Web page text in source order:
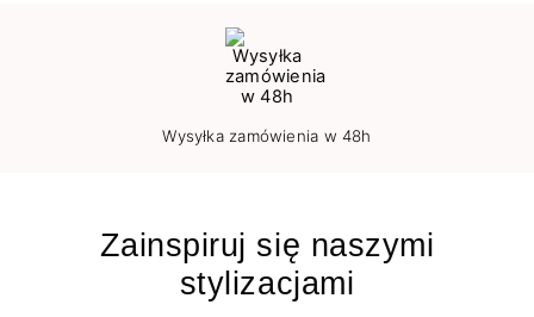
Wysyłka zamówienia w 48h
Zainspiruj się naszymi
stylizacjami